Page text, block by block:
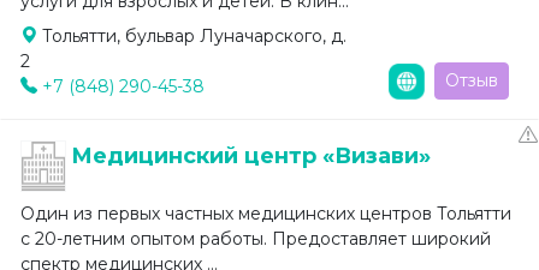
Тольятти, бульвар Луначарского, д.
2
+7 (848) 290-45-38
Отзыв
Медицинский центр «Визави»
Один из первых частных медицинских центров Тольятти
с 20-летним опытом работы. Предоставляет широкий
спектр медицинских ...